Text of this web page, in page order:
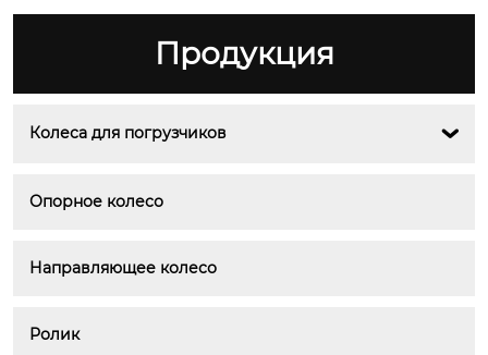
Продукция
Колеса для погрузчиков 
Опорное колесо
Направляющее колесо
Ролик